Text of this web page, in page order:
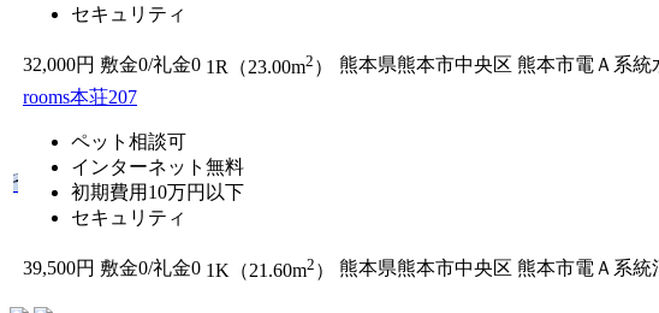
セキュリティ
32,000円 敷金0/礼金0 1R（23.00m2 ） 熊本県熊本市中央区 熊本市電Ａ系統
rooms本荘207
ペット相談可
インターネット無料
初期費用10万円以下
セキュリティ
39,500円 敷金0/礼金0 1K（21.60m2 ） 熊本県熊本市中央区 熊本市電Ａ系統